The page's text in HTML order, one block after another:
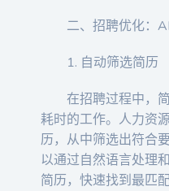
二、招聘优化：
1. 自动筛选简历
在招聘过程中，
耗时的工作。人力资
历，从中筛选出符合
以通过自然语言处理
简历，快速找到最匹